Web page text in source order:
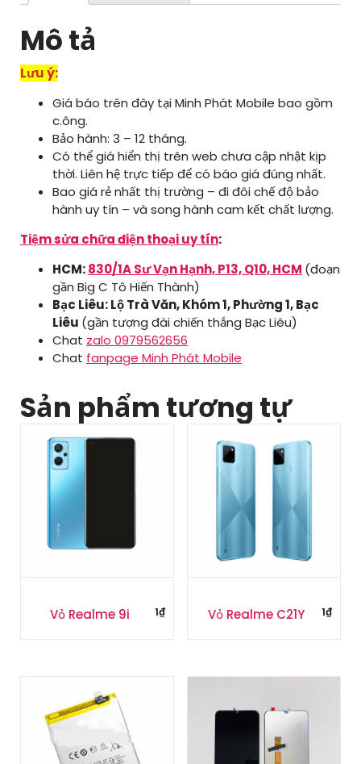
Mô tả
Lưu ý:
Giá báo trên đây tại Minh Phát Mobile bao gồm
c.ông.
Bảo hành: 3 – 12 tháng.
Có thể giá hiển thị trên web chưa cập nhật kịp
thời. Liên hệ trực tiếp để có báo giá đúng nhất.
Bao giá rẻ nhất thị trường – đi đôi chế độ bảo
hành uy tín – và song hành cam kết chất lượng.
Tiệm sửa chữa điện thoại uy tín:
HCM:830/1A Sư Vạn Hạnh, P13, Q10, HCM (đoạn
gần Big C Tô Hiến Thành)
Bạc Liêu: Lộ Trà Văn, Khóm 1, Phường 1, Bạc
Liêu (gần tượng đài chiến thắng Bạc Liêu)
Chat zalo 0979562656
Chat fanpage Minh Phát Mobile
Sản phẩm tương tự
Vỏ Realme 9i 1₫ Vỏ Realme C21Y 1₫